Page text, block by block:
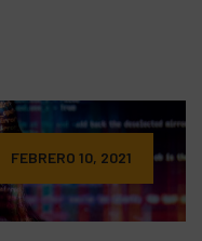
FEBRERO 10, 2021